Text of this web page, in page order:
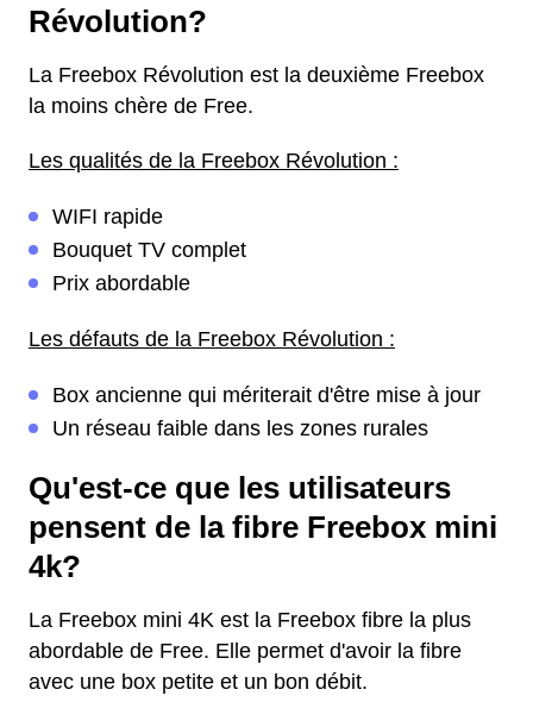
Révolution?
La Freebox Révolution est la deuxième Freebox
la moins chère de Free.
Les qualités de la Freebox Révolution :
WIFI rapide
Bouquet TV complet
Prix abordable
Les défauts de la Freebox Révolution :
Box ancienne qui mériterait d'être mise à jour
Un réseau faible dans les zones rurales
Qu'est-ce que les utilisateurs
pensent de la fibre Freebox mini
4k?
La Freebox mini 4K est la Freebox fibre la plus
abordable de Free. Elle permet d'avoir la fibre
avec une box petite et un bon débit.